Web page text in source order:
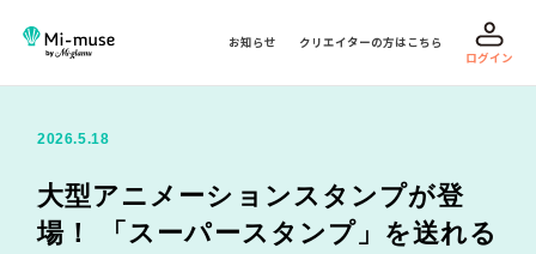
お知らせ
クリエイターの方はこちら
ログイン
2026.5.18
大型アニメーションスタンプが登
場！ 「スーパースタンプ」を送れる